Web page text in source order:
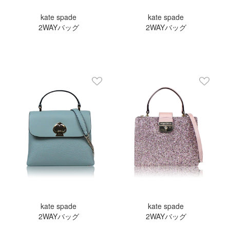
kate spade
2WAYバッグ
kate spade
2WAYバッグ
kate spade
2WAYバッグ
kate spade
2WAYバッグ